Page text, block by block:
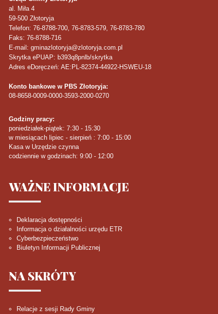
al. Miła 4
59-500 Złotoryja
Telefon: 76-8788-700, 76-8783-579, 76-8783-780
Faks: 76-8788-716
E-mail: gminazlotoryja@zlotoryja.com.pl
Skrytka ePUAP: b393q8pnlb/skrytka
Adres eDoręczeń: AE:PL-82374-44922-HSWEU-18
Konto bankowe w PBS Złotoryja:
08-8658-0009-0000-3593-2000-0270
Godziny pracy:
poniedziałek-piątek: 7:30 - 15:30
w miesiącach lipiec - sierpień : 7:00 - 15:00
Kasa w Urzędzie czynna
codziennie w godzinach: 9:00 - 12:00
WAŻNEINFORMACJE
Deklaracja dostępności
Informacja o działalności urzędu ETR
Cyberbezpieczeństwo
Biuletyn Informacji Publicznej
NA SKRÓTY
Relacje z sesji Rady Gminy